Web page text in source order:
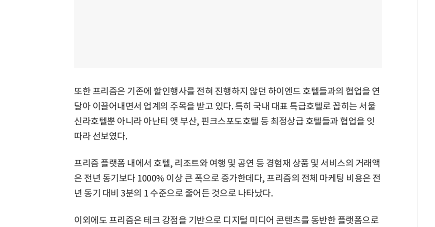
또한 프리즘은 기존에 할인행사를 전혀 진행하지 않던 하이엔드 호텔들과의 협업을 연
달아 이끌어내면서 업계의 주목을 받고 있다. 특히 국내 대표 특급호텔로 꼽히는 서울
신라호텔뿐 아니라 아난티 앳 부산, 핀크스포도호텔 등 최정상급 호텔들과 협업을 잇
따라 선보였다.
프리즘 플랫폼 내에서 호텔, 리조트와 여행 및 공연 등 경험재 상품 및 서비스의 거래액
은 전년 동기보다 1000% 이상 큰 폭으로 증가한데다, 프리즘의 전체 마케팅 비용은 전
년 동기 대비 3분의 1 수준으로 줄어든 것으로 나타났다.
이외에도 프리즘은 테크 강점을 기반으로 디지털 미디어 콘텐츠를 동반한 플랫폼으로